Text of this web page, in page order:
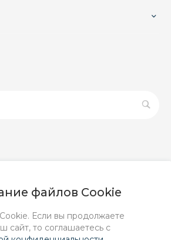
файлов Cookie
Если вы продолжаете
сайт, то соглашаетесь с
и ни при каких условиях не
Статьи 437 (2) ГК РФ.